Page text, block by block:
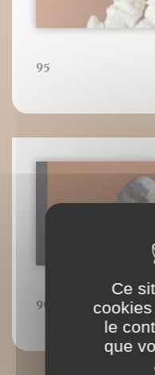
95
96
Ce
le
que